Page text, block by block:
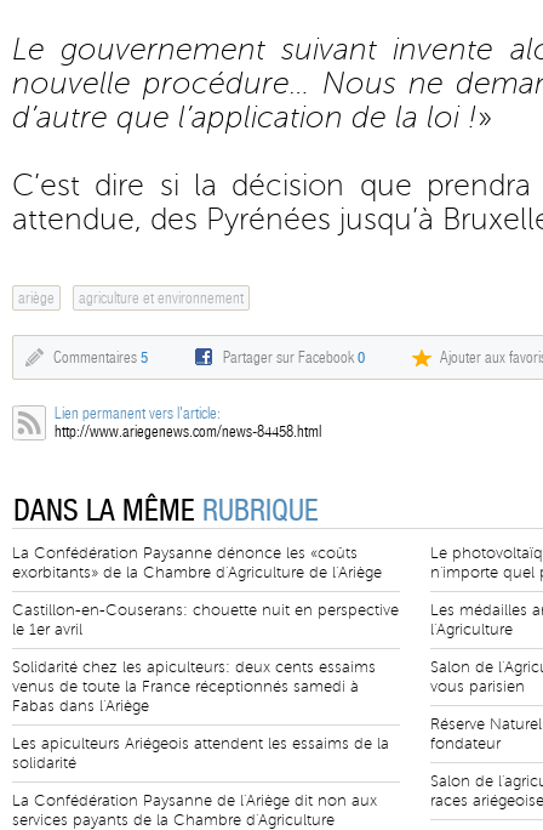
Le gouvernement suivant invente
nouvelle procédure… Nous ne
d’autre que l’application de la loi !»
C’est dire si la décision que
attendue, des Pyrénées jusqu’à
ariège agriculture et environnement
Commentaires 5 Partager sur Facebook0 Ajouter aux
Lien permanent vers l'article:
http://www.ariegenews.com/news-84458.html
DANS LA MÊME RUBRIQUE
La Confédération Paysanne dénonce les «coûts
exorbitants» de la Chambre d'Agriculture de l'Ariège
Castillon-en-Couserans: chouette nuit en perspective
le 1er avril
Solidarité chez les apiculteurs: deux cents essaims
venus de toute la France réceptionnés samedi à
Fabas dans l'Ariège
Les apiculteurs Ariégeois attendent les essaims de la
solidarité
La Confédération Paysanne de l'Ariège dit non aux
services payants de la Chambre d'Agriculture
Le
n'importe quel
Les médailles
l'Agriculture
Salon de
vous parisien
Réserve
fondateur
Salon de
races